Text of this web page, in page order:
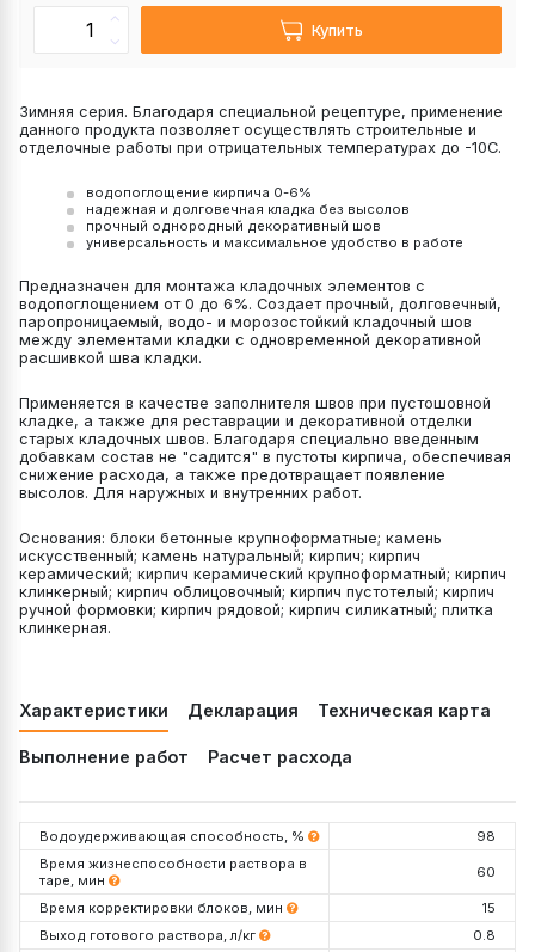
Купить
Зимняя серия. Благодаря специальной рецептуре, применение
данного продукта позволяет осуществлять строительные и
отделочные работы при отрицательных температурах до -10С.
водопоглощение кирпича 0-6%
надежная и долговечная кладка без высолов
прочный однородный декоративный шов
универсальность и максимальное удобство в работе
Предназначен для монтажа кладочных элементов с
водопоглощением от 0 до 6%. Создает прочный, долговечный,
паропроницаемый, водо- и морозостойкий кладочный шов
между элементами кладки с одновременной декоративной
расшивкой шва кладки.
Применяется в качестве заполнителя швов при пустошовной
кладке, а также для реставрации и декоративной отделки
старых кладочных швов. Благодаря специально введенным
добавкам состав не "садится" в пустоты кирпича, обеспечивая
снижение расхода, а также предотвращает появление
высолов. Для наружных и внутренних работ.
Основания: блоки бетонные крупноформатные; камень
искусственный; камень натуральный; кирпич; кирпич
керамический; кирпич керамический крупноформатный; кирпич
клинкерный; кирпич облицовочный; кирпич пустотелый; кирпич
ручной формовки; кирпич рядовой; кирпич силикатный; плитка
клинкерная.
Характеристики Декларация Техническая карта
Выполнение работ Расчет расхода
Водоудерживающая способность, %
98
Время жизнеспособности раствора в
таре, мин
60
Время корректировки блоков, мин
15
Выход готового раствора, л/кг
0.8